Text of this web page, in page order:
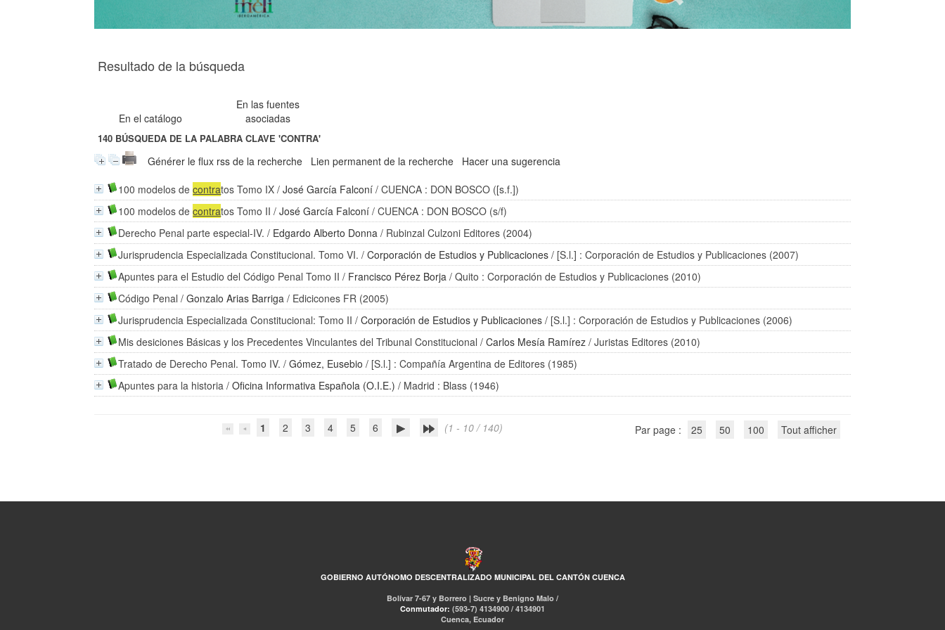
Resultado de la búsqueda
En el catálogo
En las fuentes
asociadas
140 BÚSQUEDA DE LA PALABRA CLAVE'CONTRA'
Générer le flux rss de la recherche Lien permanent de la recherche
Hacer una sugerencia
100 modelos decontratos Tomo IX /José García Falconí / CUENCA : DON BOSCO ([s.f.])
100 modelos decontratos Tomo II /José García Falconí / CUENCA : DON BOSCO (s/f)
Derecho Penal parte especial-IV. / Edgardo Alberto Donna / Rubinzal Culzoni Editores (2004)
Jurisprudencia Especializada Constitucional. Tomo VI. /Corporación de Estudios y Publicaciones / [S.l.] : Corporación de Estudios y Publicaciones (2007)
Apuntes para el Estudio del Código Penal Tomo II / Francisco Pérez Borja / Quito : Corporación de Estudios y Publicaciones (2010)
Código Penal /Gonzalo Arias Barriga / Edicicones FR (2005)
Jurisprudencia Especializada Constitucional: Tomo II /Corporación de Estudios y Publicaciones / [S.l.] : Corporación de Estudios y Publicaciones (2006)
Mis desiciones Básicas y los Precedentes Vinculantes del Tribunal Constitucional /Carlos Mesía Ramírez / Juristas Editores (2010)
Tratado de Derecho Penal. Tomo IV. /Gómez, Eusebio / [S.l.] : Compañía Argentina de Editores (1985)
Apuntes para la historia /Oficina Informativa Española (O.I.E.) / Madrid : Blass (1946)
1 2 3 4 5 6 (1 - 10 / 140) Par page : 25 50 100 Tout afficher
GOBIERNO AUTÓNOMO DESCENTRALIZADO MUNICIPAL DEL CANTÓN CUENCA
Bolívar 7-67 y Borrero | Sucre y Benigno Malo /
Conmutador: (593-7) 4134900 / 4134901
Cuenca, Ecuador